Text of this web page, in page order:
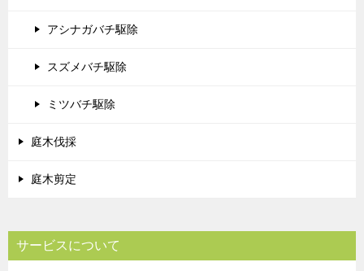
アシナガバチ駆除
スズメバチ駆除
ミツバチ駆除
庭木伐採
庭木剪定
サービスについて